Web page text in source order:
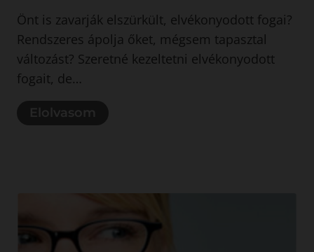
Önt is zavarják elszürkült, elvékonyodott fogai?
Rendszeres ápolja őket, mégsem tapasztal
változást? Szeretné kezeltetni elvékonyodott
fogait, de…